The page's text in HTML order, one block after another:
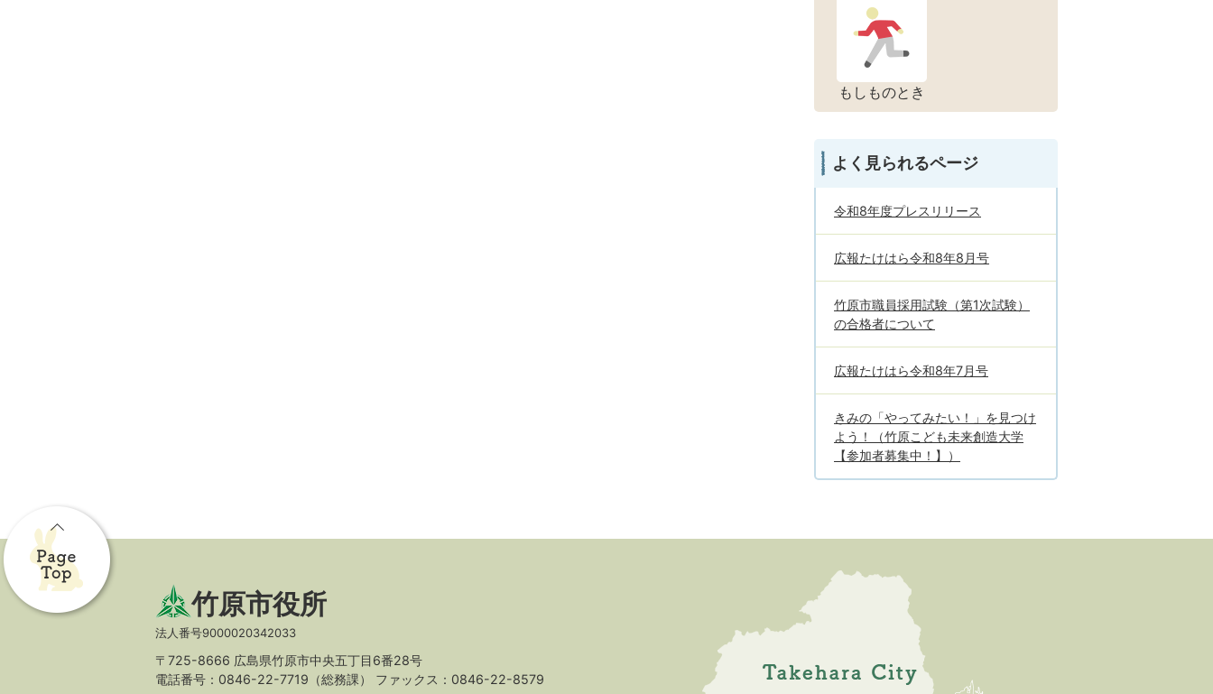
もしものとき
よく見られるページ
令和8年度プレスリリース
広報たけはら令和8年8月号
竹原市職員採用試験（第1次試験）
の合格者について
広報たけはら令和8年7月号
きみの「やってみたい！」を見つけ
よう！（竹原こども未来創造大学
【参加者募集中！】）
竹原市役所
法人番号9000020342033
〒725-8666 広島県竹原市中央五丁目6番28号
電話番号：0846-22-7719（総務課） ファックス：0846-22-8579